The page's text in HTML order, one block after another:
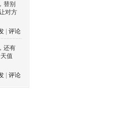
替别
对方
评论
还有
值
评论